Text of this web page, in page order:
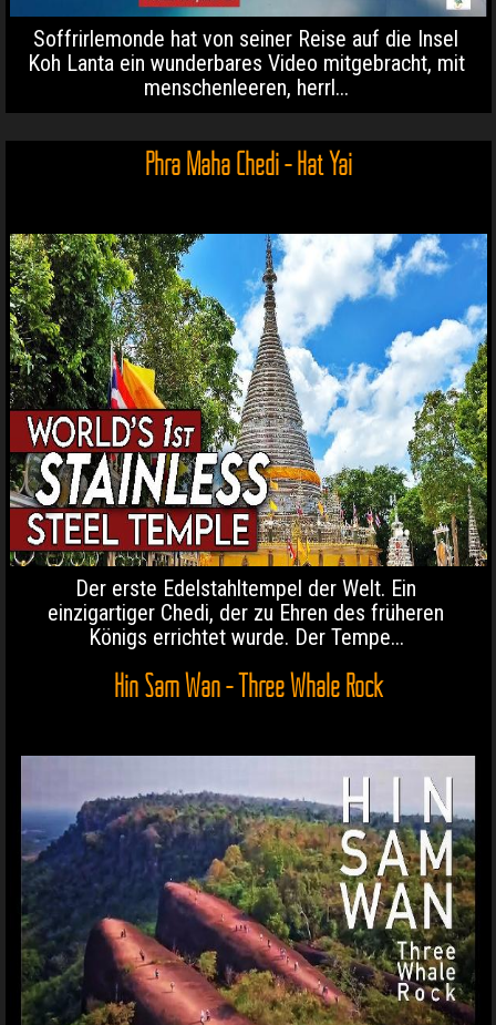
Soffrirlemonde hat von seiner Reise auf die Insel
Koh Lanta ein wunderbares Video mitgebracht, mit
menschenleeren, herrl...
Phra Maha Chedi - Hat Yai
Der erste Edelstahltempel der Welt. Ein
einzigartiger Chedi, der zu Ehren des früheren
Königs errichtet wurde. Der Tempe...
Hin Sam Wan - Three Whale Rock